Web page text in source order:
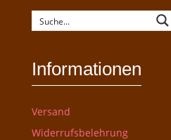
Informationen
Versand
Widerrufsbelehrung